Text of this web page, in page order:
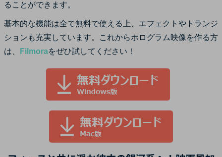
ることができます。
基本的な機能は全て無料で使える上、エフェクトやトランジ
ションも充実しています。これからホログラム映像を作る方
は、
Filmoraをぜひ試してください！